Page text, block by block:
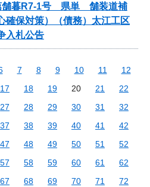
舗暮R7-1号 県単 舗装道補
確保対策）（債務）太江工区
入札公告
7 8 9 10 11
12
17 18 19 20 21
22
27 28 29 30 31
32
37 38 39 40 41
42
47 48 49 50 51
52
57 58 59 60 61
62
67 68 69 70 71
72